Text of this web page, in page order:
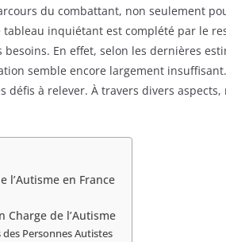
du combattant, non seulement
inquiétant est complété par le
En effet, selon les dernières
semble encore largement insuffisant.
à relever. À travers divers
l’Autisme en France
Charge de l’Autisme
Personnes Autistes